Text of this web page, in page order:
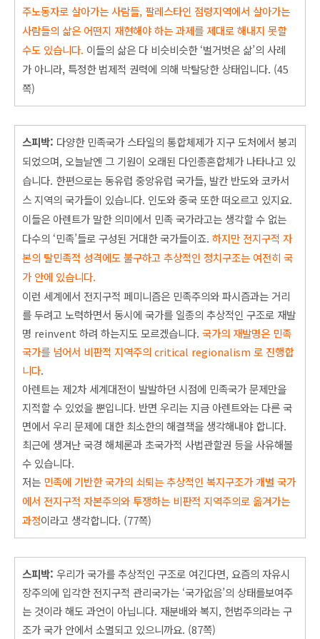
주노동자로 살아가는 사람들, 팔레스타인 점령지역에서 살아가는
사람들의 삶은 어떤지 재현해야 하는 과제를 제대로 해내지 못할
수도 있습니다. 이들의 삶은 다 비슷비슷한 ‘벌거벗은 삶’의 사례
가 아니라, 특정한 법제적 권력에 의해 박탈당한 상태입니다. (45
쪽)
스피박: 다양한 민족국가 스타일의 통합체제가 지구 도처에서 붕괴
되었으며, 오늘날엔 그 기원이 오래된 다인종혼합체가 나타나고 있
습니다. 한편으로는 동유럽 중앙유럽 국가들, 발칸 반도와 코카서
스 지역의 국가들이 있습니다. 인도와 중국 또한 떠오르고 있지요.
이들은 아렌트가 말한 의미에서 민족 국가라고는 생각할 수 없는
다수의 ‘민족’들로 구성된 거대한 국가들이죠. 하지만 전지구적 자
본의 탈민족적 성격에도 불구하고 추상적인 정치구조는 여전히 국
가 안에 있습니다.
이런 세계에서 전지구적 페미니즘은 민족주의와 파시즘과는 거리
를 두려고 노력하면서 동시에 국가를 일종의 추상적인 구조로 재발
명 reinvent 하려 하는지도 모르겠습니다. 국가의 재발명은 민족
국가를 넘어서 비판적 지역주의 critical regionalism 로 진행합
니다.
아렌트는 제2차 세계대전이 발발하던 시점에 민족국가 문제만을
지적할 수 있었을 뿐입니다. 반면 우리는 지금 아렌트와는 다른 국
면에서 우리 문제에 대한 최소한의 해결책을 생각해내야 합니다.
최근에 생겨난 국경 해체론과 초국가적 사법관할권 등을 사유해볼
수 있습니다.
저는 민족에 기반한 국가의 쇠퇴는 추상적인 복지구조가 개별 국가
에서 전지구적 자본주의와 투쟁하는 비판적 지역주의로 옮겨가는
과정이라고 생각합니다. (77쪽)
스피박: 우리가 국가를 추상적인 구조로 여긴다면, 요즘의 자유시
장주의에 입각한 전지구적 관리국가는 ‘국가없음’의 상태를보여주
는 것이라 해도 과언이 아닙니다. 재분배와 복지, 헌법주의라는 구
조가 국가 안에서 소멸되고 있으니까요. (87쪽)